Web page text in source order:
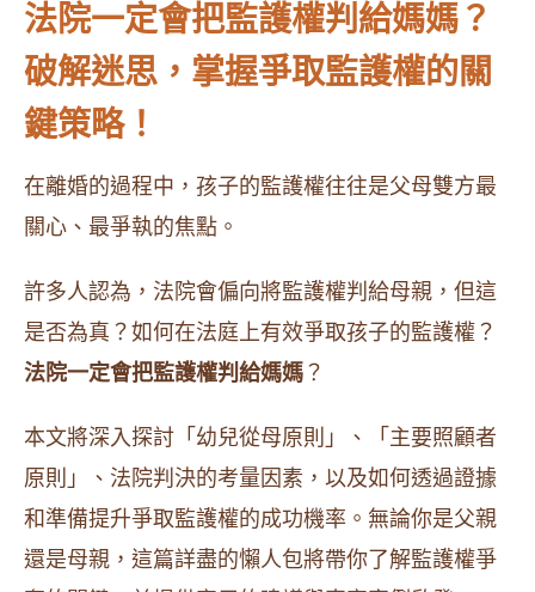
法院一定會把監護權判給媽媽？
破解迷思，掌握爭取監護權的關
鍵策略！
在離婚的過程中，孩子的監護權往往是父母雙方最
關心、最爭執的焦點。
許多人認為，法院會偏向將監護權判給母親，但這
是否為真？如何在法庭上有效爭取孩子的監護權？
法院一定會把監護權判給媽媽 ？
本文將深入探討「幼兒從母原則」、「主要照顧者
原則」、法院判決的考量因素，以及如何透過證據
和準備提升爭取監護權的成功機率。無論你是父親
還是母親，這篇詳盡的懶人包將帶你了解監護權爭